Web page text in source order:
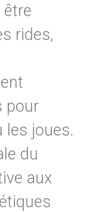
être
rides,
pour
les joues.
du
aux